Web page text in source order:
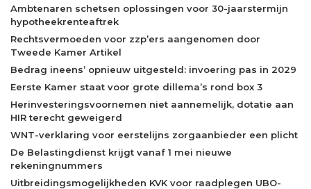
Ambtenaren schetsen oplossingen voor 30-jaarstermijn
hypotheekrenteaftrek
Rechtsvermoeden voor zzp’ers aangenomen door
Tweede Kamer Artikel
Bedrag ineens’ opnieuw uitgesteld: invoering pas in 2029
Eerste Kamer staat voor grote dillema’s rond box 3
Herinvesteringsvoornemen niet aannemelijk, dotatie aan
HIR terecht geweigerd
WNT-verklaring voor eerstelijns zorgaanbieder een plicht
De Belastingdienst krijgt vanaf 1 mei nieuwe
rekeningnummers
Uitbreidingsmogelijkheden KVK voor raadplegen UBO-